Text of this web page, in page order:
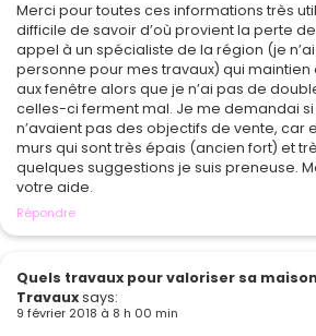
Merci pour toutes ces informations très
difficile de savoir d’où provient la perte
appel à un spécialiste de la région (je
personne pour mes travaux) qui maintien
aux fenêtre alors que je n’ai pas de
celles-ci ferment mal. Je me demandai
n’avaient pas des objectifs de vente, car
murs qui sont très épais (ancien fort) et
quelques suggestions je suis preneuse.
votre aide.
Répondre
Quels travaux pour valoriser sa
Travauxsays:
9 février 2018 à 8 h 00 min